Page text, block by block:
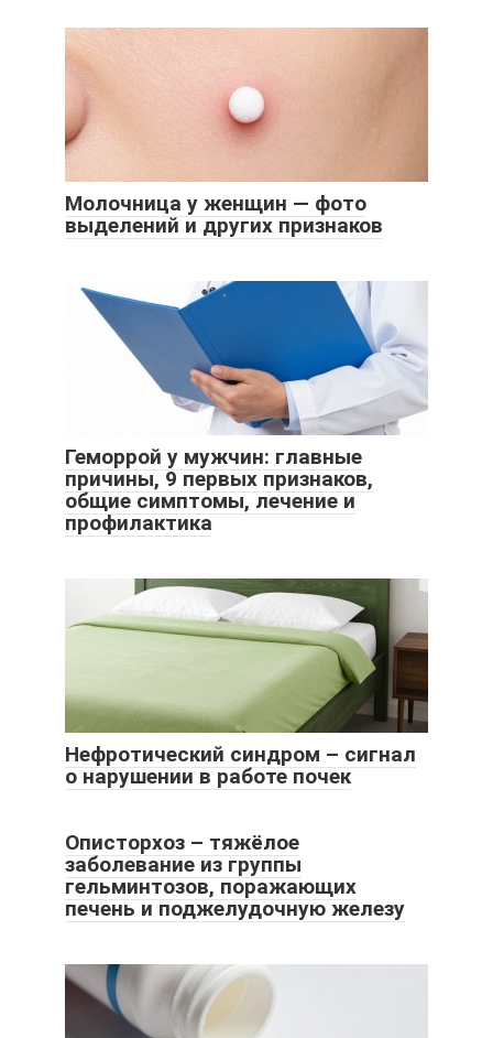
Молочница у женщин — фото
выделений и других признаков
Геморрой у мужчин: главные
причины, 9 первых признаков,
общие симптомы, лечение и
профилактика
Нефротический синдром – сигнал
о нарушении в работе почек
Описторхоз – тяжёлое
заболевание из группы
гельминтозов, поражающих
печень и поджелудочную железу